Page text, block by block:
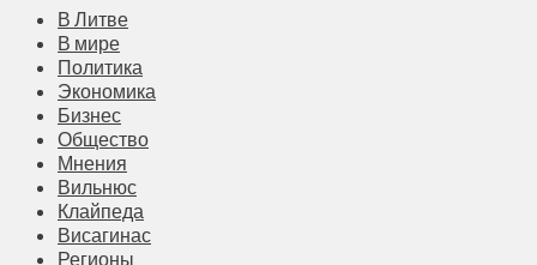
В Литве
В мире
Политика
Экономика
Бизнес
Общество
Мнения
Вильнюс
Клайпеда
Висагинас
Регионы